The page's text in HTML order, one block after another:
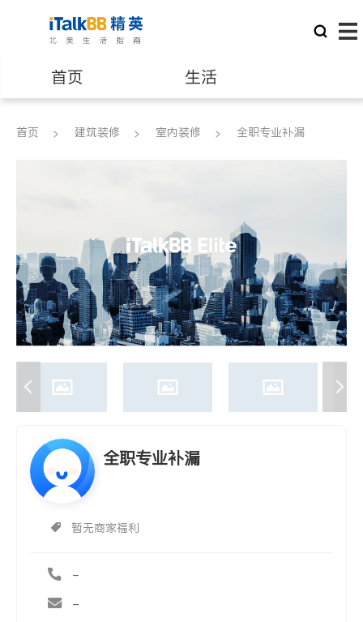
首页 生活
医生 律师
会计师
建筑装修
首页 建筑装修 室内装修 全职专业补漏
全职专业补漏
暂无商家福利
-
-